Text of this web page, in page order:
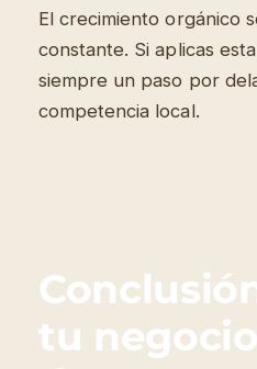
El crecimiento orgánico
constante. Si aplicas
siempre un paso por
competencia local.
tu